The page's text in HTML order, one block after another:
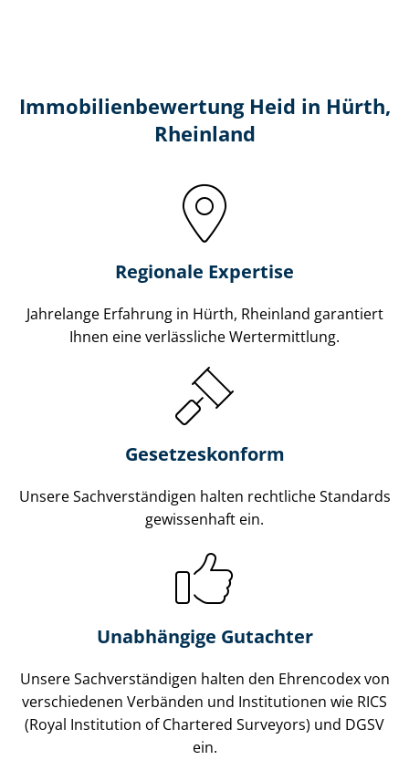
Immobilien­bewertung Heid in Hürth,
Rheinland
Regionale Expertise
Jahrelange Erfahrung in Hürth, Rheinland garantiert
Ihnen eine verlässliche Wertermittlung.
Gesetzes­konform
Unsere Sach­ver­stän­di­gen halten rechtliche Standards
gewissenhaft ein.
Unabhängige Gutachter
Unsere Sach­ver­stän­di­gen halten den Ehrencodex von
verschiedenen Verbänden und Institutionen wie RICS
(Royal Institution of Chartered Surveyors) und DGSV
ein.